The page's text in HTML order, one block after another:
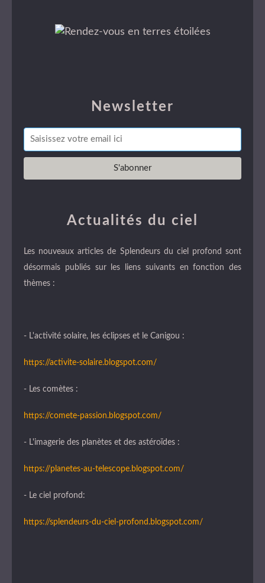
Newsletter
Actualités du ciel
Les nouveaux articles de Splendeurs du ciel profond sont
désormais publiés sur les liens suivants en fonction des
thèmes :
- L'activité solaire, les éclipses et le Canigou :
https://activite-solaire.blogspot.com/
- Les comètes :
https://comete-passion.blogspot.com/
- L'imagerie des planètes et des astéroïdes :
https://planetes-au-telescope.blogspot.com/
- Le ciel profond:
https://splendeurs-du-ciel-profond.blogspot.com/